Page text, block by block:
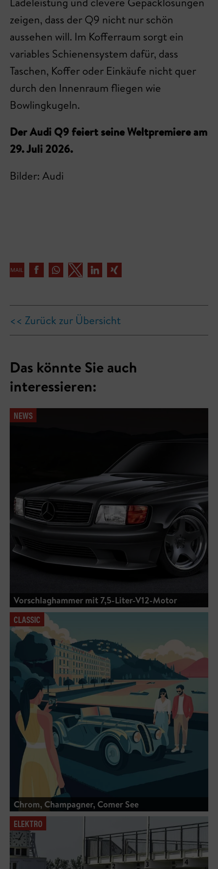
zeigen, dass der Q9 nicht nur schön
aussehen will. Im Kofferraum sorgt ein
variables Schienensystem dafür, dass
Taschen, Koffer oder Einkäufe nicht quer
durch den Innenraum fliegen wie
Bowlingkugeln.
Der Audi Q9 feiert seine Weltpremiere am
29. Juli 2026.
Bilder: Audi
<< Zurück zur Übersicht
Das könnte Sie auch
interessieren:
NEWS
Vorschlaghammer mit 7,5-Liter-V12-Motor
CLASSIC
Chrom, Champagner, Comer See
ELEKTRO